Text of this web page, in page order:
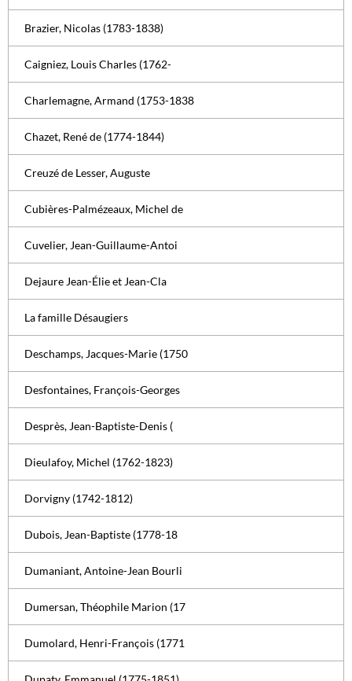
Brazier, Nicolas (1783-1838)
Caigniez, Louis Charles (1762-
Charlemagne, Armand (1753-1838
Chazet, René de (1774-1844)
Creuzé de Lesser, Auguste
Cubières-Palmézeaux, Michel de
Cuvelier, Jean-Guillaume-Antoi
Dejaure Jean-Élie et Jean-Cla
La famille Désaugiers
Deschamps, Jacques-Marie (1750
Desfontaines, François-Georges
Desprès, Jean-Baptiste-Denis (
Dieulafoy, Michel (1762-1823)
Dorvigny (1742-1812)
Dubois, Jean-Baptiste (1778-18
Dumaniant, Antoine-Jean Bourli
Dumersan, Théophile Marion (17
Dumolard, Henri-François (1771